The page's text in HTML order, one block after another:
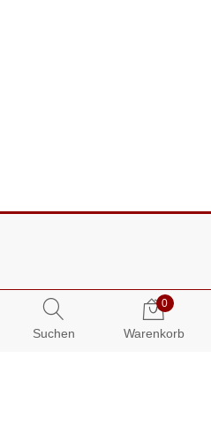
Suchen
0
Warenkorb